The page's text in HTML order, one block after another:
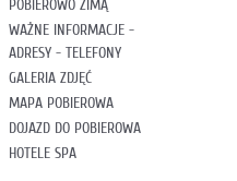
POBIEROWO ZIMĄ
WAŻNE INFORMACJE -
ADRESY - TELEFONY
GALERIA ZDJĘĆ
MAPA POBIEROWA
DOJAZD DO POBIEROWA
HOTELE SPA